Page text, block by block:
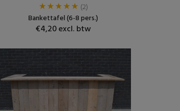
(2)
Bankettafel (6-8 pers.)
€4,20 excl. btw